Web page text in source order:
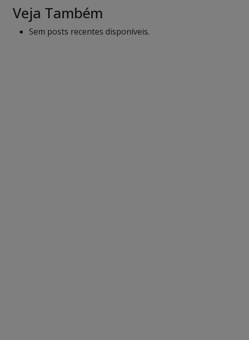
Veja Também
Sem posts recentes disponíveis.